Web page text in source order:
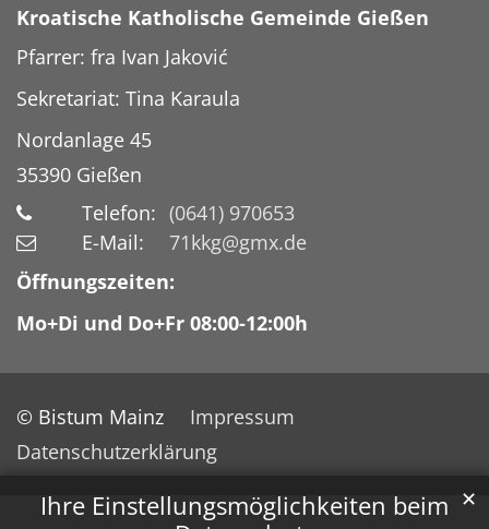
Ihre Einstellungsmöglichkeiten beim ✕
Kroatische Katholische Gemeinde Gießen
Pfarrer: fra Ivan Jaković
Sekretariat: Tina Karaula
Nordanlage 45
35390 Gießen
Telefon: (0641) 970653
E-Mail:
71kkg@gmx.de
Öffnungszeiten:
Mo+Di und Do+Fr 08:00-12:00h
© Bistum Mainz
Impressum
Datenschutzerklärung